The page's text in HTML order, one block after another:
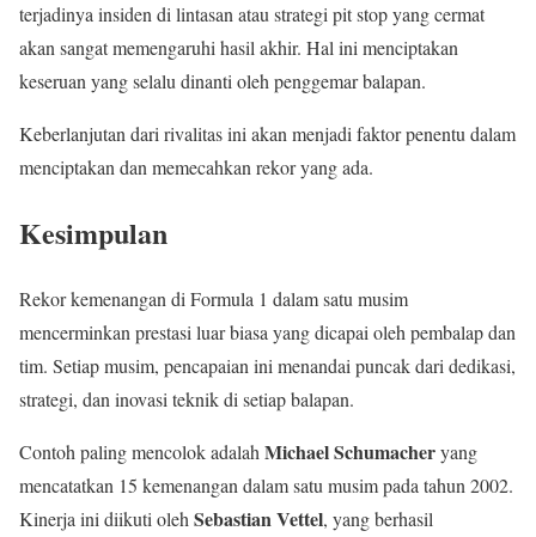
terjadinya insiden di lintasan atau strategi pit stop yang cermat
akan sangat memengaruhi hasil akhir. Hal ini menciptakan
keseruan yang selalu dinanti oleh penggemar balapan.
Keberlanjutan dari rivalitas ini akan menjadi faktor penentu dalam
menciptakan dan memecahkan rekor yang ada.
Kesimpulan
Rekor kemenangan di Formula 1 dalam satu musim
mencerminkan prestasi luar biasa yang dicapai oleh pembalap dan
tim. Setiap musim, pencapaian ini menandai puncak dari dedikasi,
strategi, dan inovasi teknik di setiap balapan.
Contoh paling mencolok adalah Michael Schumacheryang
mencatatkan 15 kemenangan dalam satu musim pada tahun 2002.
Kinerja ini diikuti oleh Sebastian Vettel, yang berhasil